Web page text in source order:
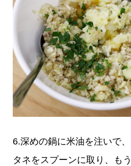
6.深めの鍋に米油を注いで
タネをスプーンに取り、も